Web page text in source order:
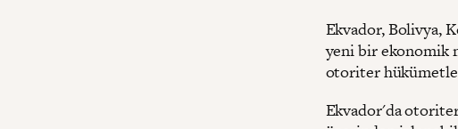
Ekvador, Bolivya,
yeni bir ekonomik
otoriter
Ekvador'da